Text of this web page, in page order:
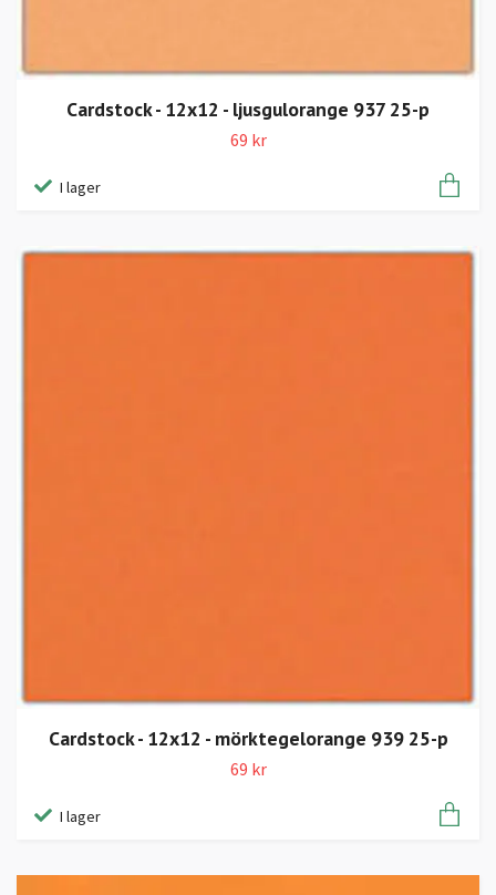
Cardstock - 12x12 - ljusgulorange 937 25-p
69 kr
I lager
Cardstock - 12x12 - mörktegelorange 939 25-p
69 kr
I lager